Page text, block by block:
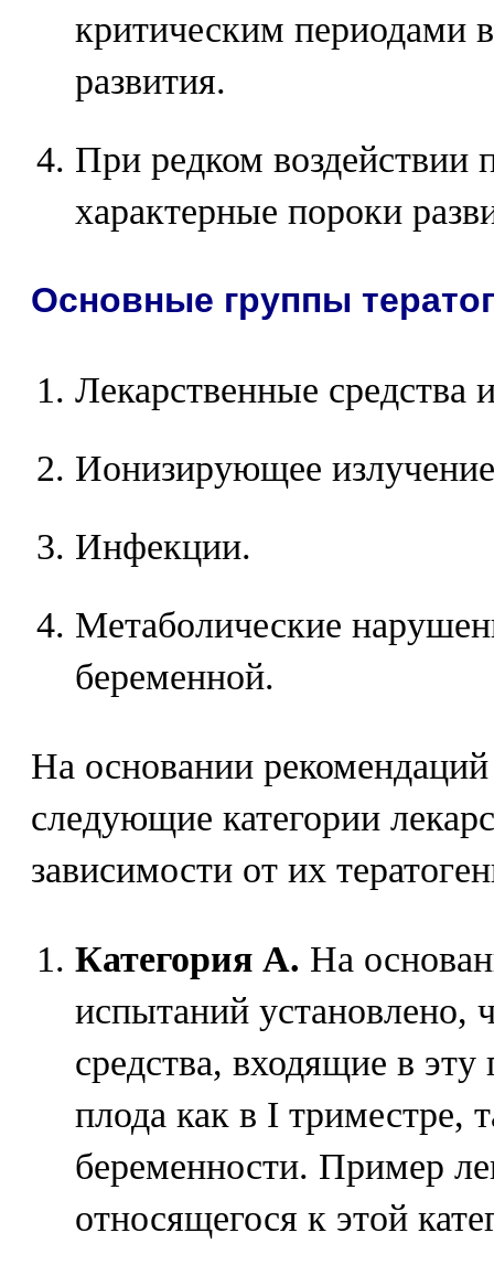
критическим периодами
развития.
При редком воздействии
характерные пороки
Основные группы
Лекарственные средства
Ионизирующее
Инфекции.
Метаболические
беременной.
На основании
следующие категории
зависимости от их
Категория А. На
испытаний установлено,
средства, входящие в
плода как в I триместре,
беременности. Пример
относящегося к этой